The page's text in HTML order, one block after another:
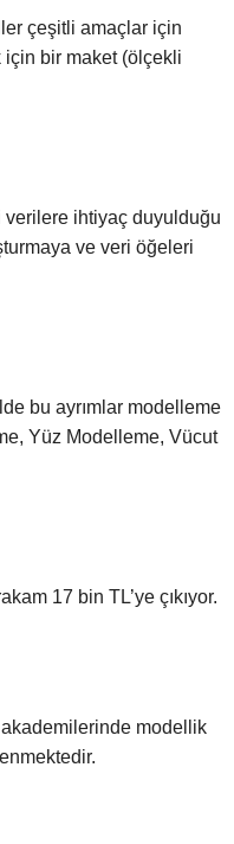
çeşitli amaçlar için
için bir maket (ölçekli
verilere ihtiyaç duyulduğu
ve veri öğeleri
bu ayrımlar modelleme
Yüz Modelleme, Vücut
17 bin TL’ye çıkıyor.
modellik